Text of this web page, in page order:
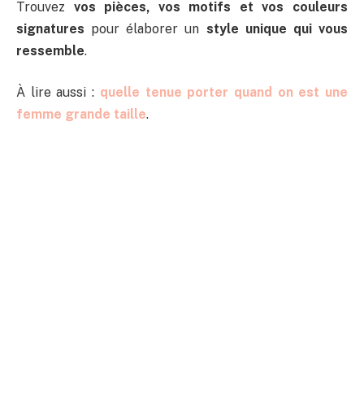
Trouvez vos pièces, vos motifs et vos couleurs
signatures pour élaborer un style unique qui vous
ressemble.
À lire aussi : quelle tenue porter quand on est une
femme grande taille.